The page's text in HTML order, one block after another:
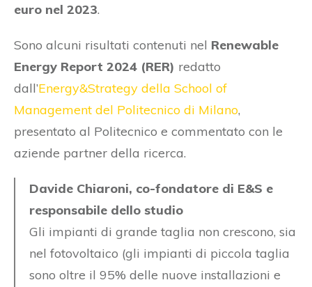
euro nel 2023.
Sono alcuni risultati contenuti nel Renewable
Energy Report 2024 (RER) redatto
dall’Energy&Strategy della School of
Management del Politecnico di Milano,
presentato al Politecnico e commentato con le
aziende partner della ricerca.
Davide Chiaroni, co-fondatore di E&S e
responsabile dello studio
Gli impianti di grande taglia non crescono, sia
nel fotovoltaico (gli impianti di piccola taglia
sono oltre il 95% delle nuove installazioni e